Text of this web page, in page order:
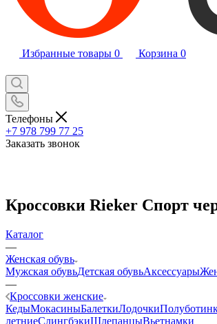
Избранные товары 0 Корзина 0
Телефоны
+7 978 799 77 25
Заказать звонок
Кроссовки Rieker Спорт
Каталог
—
Женская обувь
Мужская обувьДетская обувьАксессуары
—
Кроссовки женские
КедыМокасиныБалеткиЛодочки
летниеСлингбэкиШлепанцыВьетнамки